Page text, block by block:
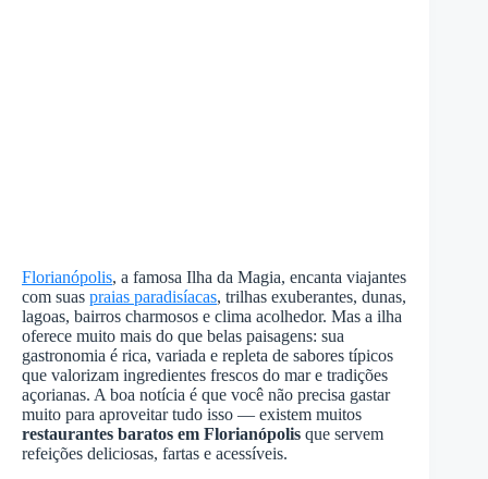
Florianópolis, a famosa Ilha da Magia, encanta viajantes
com suas praias paradisíacas, trilhas exuberantes, dunas,
lagoas, bairros charmosos e clima acolhedor. Mas a ilha
oferece muito mais do que belas paisagens: sua
gastronomia é rica, variada e repleta de sabores típicos
que valorizam ingredientes frescos do mar e tradições
açorianas. A boa notícia é que você não precisa gastar
muito para aproveitar tudo isso — existem muitos
restaurantes baratos em Florianópolis que servem
refeições deliciosas, fartas e acessíveis.